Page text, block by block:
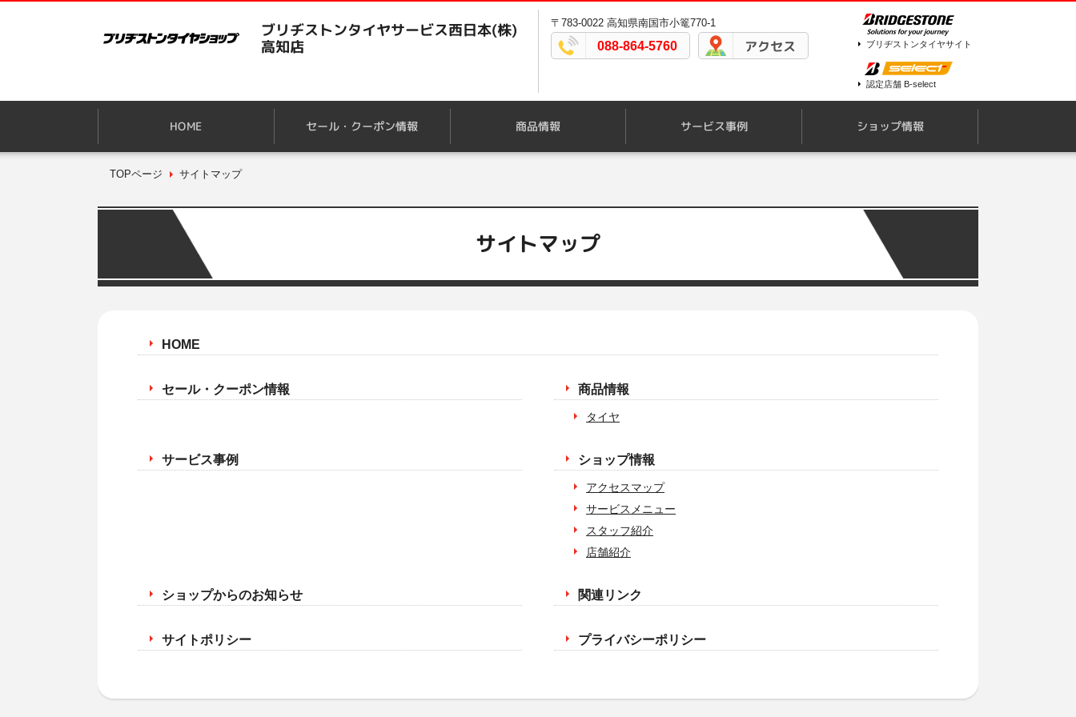
ブリヂストンタイヤサービス西日本(株)
高知店
〒783-0022 高知県南国市小篭770-1
088-864-5760 アクセス ブリヂストンタイヤサイト
認定店舗 B-select
HOME セール・クーポン情報 商品情報 サービス事例 ショップ情報
TOPページ サイトマップ
サイトマップ
HOME
セール・クーポン情報 商品情報
タイヤ
サービス事例 ショップ情報
アクセスマップ
サービスメニュー
スタッフ紹介
店舗紹介
ショップからのお知らせ 関連リンク
サイトポリシー プライバシーポリシー